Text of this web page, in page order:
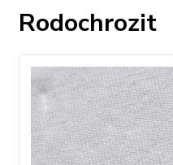
Rodochrozit